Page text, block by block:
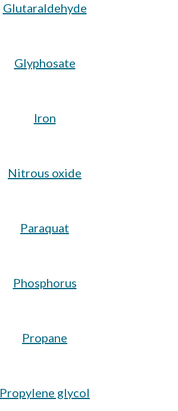
Glutaraldehyde
Glyphosate
Iron
Nitrous oxide
Paraquat
Phosphorus
Propane
Propylene glycol